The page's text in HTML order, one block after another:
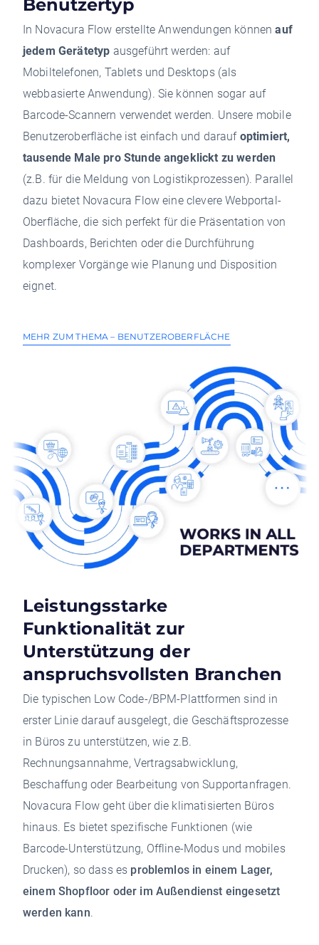
Benutzertyp
In Novacura Flow erstellte Anwendungen könnenauf
jedem Gerätetyp ausgeführt werden: auf
Mobiltelefonen, Tablets und Desktops (als
webbasierte Anwendung). Sie können sogar auf
Barcode-Scannern verwendet werden. Unsere mobile
Benutzeroberfläche ist einfach und darauf optimiert,
tausende Male pro Stunde angeklickt zu werden
(z.B. für die Meldung von Logistikprozessen). Parallel
dazu bietet Novacura Flow eine clevere Webportal-
Oberfläche, die sich perfekt für die Präsentation von
Dashboards, Berichten oder die Durchführung
komplexer Vorgänge wie Planung und Disposition
eignet.
MEHR ZUM THEMA – BENUTZEROBERFLÄCHE
Leistungsstarke
Funktionalität zur
Unterstützung der
anspruchsvollsten Branchen
Die typischen Low Code-/BPM-Plattformen sind in
erster Linie darauf ausgelegt, die Geschäftsprozesse
in Büros zu unterstützen, wie z.B.
Rechnungsannahme, Vertragsabwicklung,
Beschaffung oder Bearbeitung von Supportanfragen.
Novacura Flow geht über die klimatisierten Büros
hinaus. Es bietet spezifische Funktionen (wie
Barcode-Unterstützung, Offline-Modus und mobiles
Drucken), so dass es problemlos in einem Lager,
einem Shopfloor oder im Außendienst eingesetzt
werden kann.